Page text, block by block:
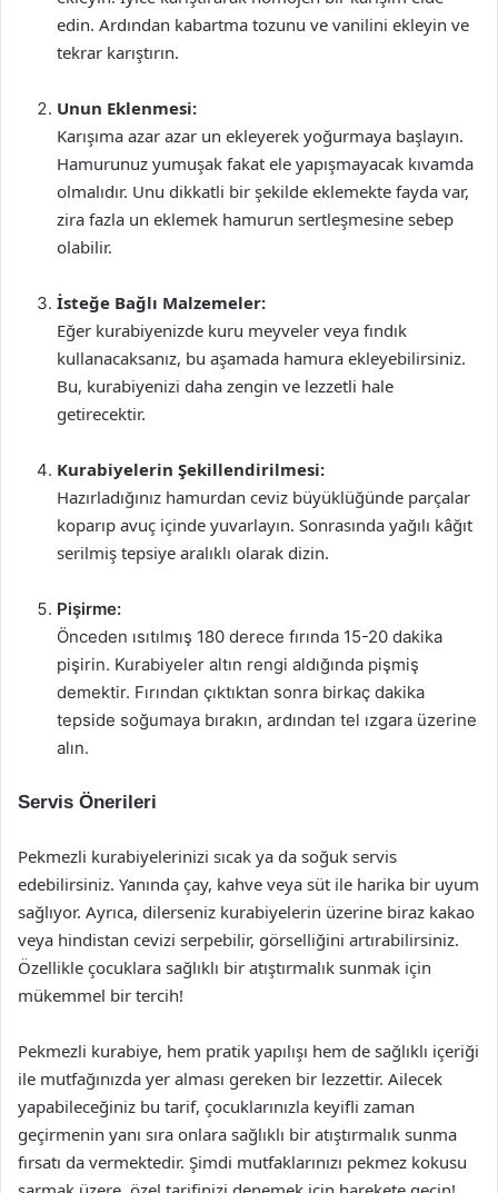
edin. Ardından kabartma tozunu ve vanilini ekleyin ve
tekrar karıştırın.
Unun Eklenmesi:
Karışıma azar azar un ekleyerek yoğurmaya başlayın.
Hamurunuz yumuşak fakat ele yapışmayacak kıvamda
olmalıdır. Unu dikkatli bir şekilde eklemekte fayda var,
zira fazla un eklemek hamurun sertleşmesine sebep
olabilir.
İsteğe Bağlı Malzemeler:
Eğer kurabiyenizde kuru meyveler veya fındık
kullanacaksanız, bu aşamada hamura ekleyebilirsiniz.
Bu, kurabiyenizi daha zengin ve lezzetli hale
getirecektir.
Kurabiyelerin Şekillendirilmesi:
Hazırladığınız hamurdan ceviz büyüklüğünde parçalar
koparıp avuç içinde yuvarlayın. Sonrasında yağılı kâğıt
serilmiş tepsiye aralıklı olarak dizin.
Pişirme:
Önceden ısıtılmış 180 derece fırında 15-20 dakika
pişirin. Kurabiyeler altın rengi aldığında pişmiş
demektir. Fırından çıktıktan sonra birkaç dakika
tepside soğumaya bırakın, ardından tel ızgara üzerine
alın.
Servis Önerileri
Pekmezli kurabiyelerinizi sıcak ya da soğuk servis
edebilirsiniz. Yanında çay, kahve veya süt ile harika bir uyum
sağlıyor. Ayrıca, dilerseniz kurabiyelerin üzerine biraz kakao
veya hindistan cevizi serpebilir, görselliğini artırabilirsiniz.
Özellikle çocuklara sağlıklı bir atıştırmalık sunmak için
mükemmel bir tercih!
Pekmezli kurabiye, hem pratik yapılışı hem de sağlıklı içeriği
ile mutfağınızda yer alması gereken bir lezzettir. Ailecek
yapabileceğiniz bu tarif, çocuklarınızla keyifli zaman
geçirmenin yanı sıra onlara sağlıklı bir atıştırmalık sunma
fırsatı da vermektedir. Şimdi mutfaklarınızı pekmez kokusu